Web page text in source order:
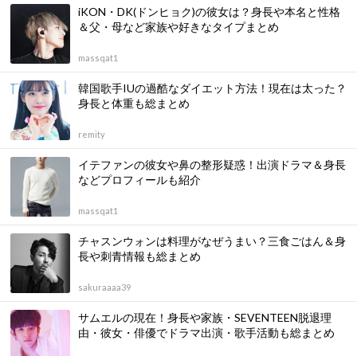
iKON・DK(ドンヒョク)の彼女は？身長や本名と性格
＆父・母など家族や好きなタイプまとめ
massqat1
韓国歌手IUの過酷なダイエット方法！現在は太った？
身長と体重も総まとめ
remity
イテファンの彼女や鼻の整形疑惑！出演ドラマ＆身長
などプロフィールも紹介
massqat1
チャスンウォンは料理がなぜうまい？三食ごはん＆身
長や刺青情報も総まとめ
sakuraaaa39
サムエルの現在！身長や家族・SEVENTEEN脱退理
由・彼女・俳優でドラマ出演・歌手活動も総まとめ